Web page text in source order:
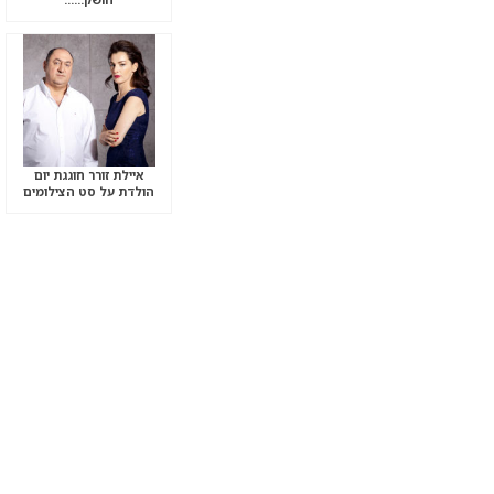
איילת זורר חוגגת יום
הולדת על סט הצילומים